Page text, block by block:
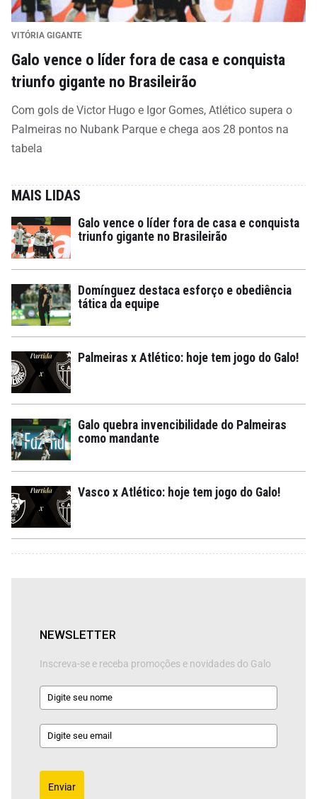
VITÓRIA GIGANTE
Galo vence o líder fora de casa e conquista
triunfo gigante no Brasileirão
Com gols de Victor Hugo e Igor Gomes, Atlético supera o
Palmeiras no Nubank Parque e chega aos 28 pontos na
tabela
MAIS LIDAS
Galo vence o líder fora de casa e conquista
triunfo gigante no Brasileirão
Domínguez destaca esforço e obediência
tática da equipe
Palmeiras x Atlético: hoje tem jogo do Galo!
Galo quebra invencibilidade do Palmeiras
como mandante
Vasco x Atlético: hoje tem jogo do Galo!
NEWSLETTER
Inscreva-se e receba promoções e novidades do Galo
Enviar